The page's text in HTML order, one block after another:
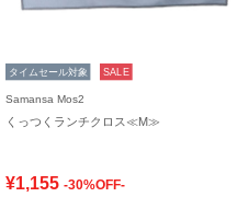
タイムセール対象 SALE
Samansa Mos2
くっつくランチクロス≪M≫
¥1,155 -30%OFF-